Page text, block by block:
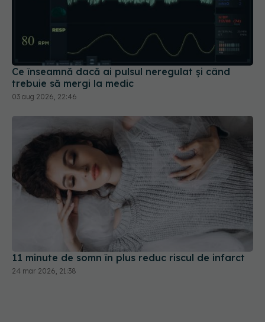
Ce înseamnă dacă ai pulsul neregulat și când
trebuie să mergi la medic
03 aug 2026, 22:46
11 minute de somn în plus reduc riscul de infarct
24 mar 2026, 21:38